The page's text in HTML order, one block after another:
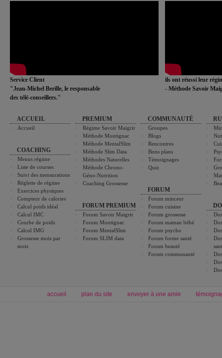
Service Client
"Jean-Michel Berille, le responsable
des télé-conseillers."
ils ont réussi leur
- Méthode Savoir
ACCUEIL
Accueil
COACHING
Menus régime
Liste de courses
Suivi des mensurations
Réglette de régime
Exercices physiques
Compteur de calories
Calcul poids idéal
Calcul IMC
Courbe de poids
Calcul IMG
Grossesse mois par
mois
PREMIUM
Régime Savoir Maigrir
Méthode Montignac
Méthode MentalSlim
Méthode Slim Data
Méthodes Naturelles
Méthode Chrono-
Géno-Nutrition
Coaching Grossesse
FORUM PREMIUM
Forum Savoir Maigrir
Forum Montignac
Forum MentalSlim
Forum SLIM data
COMMUNAUTÉ
Groupes
Blogs
Rencontres
Bons plans
Témoignages
Quiz
FORUM
Forum minceur
Forum cuisine
Forum grossesse
Forum maman bébé
Forum psycho
Forum forme santé
Forum beauté
Forum communauté
accueil plan du site envoyer à une amie